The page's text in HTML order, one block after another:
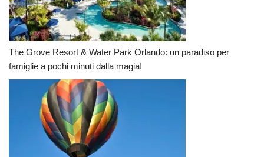
The Grove Resort & Water Park Orlando: un paradiso per
famiglie a pochi minuti dalla magia!